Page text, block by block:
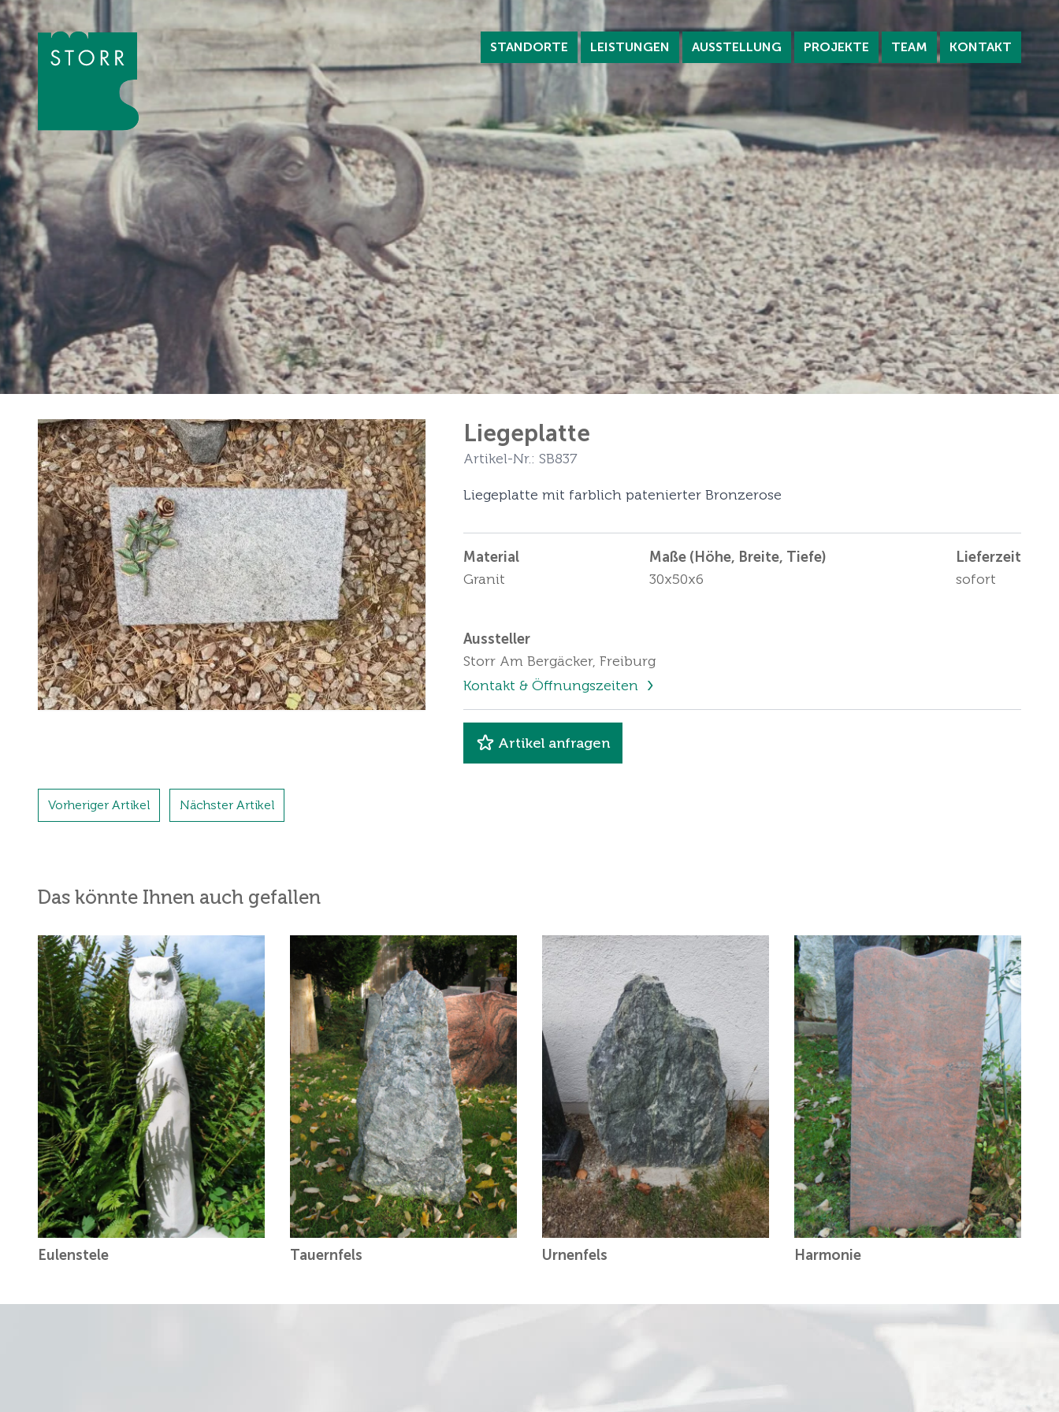
Zum Inhalt der Seite springen
STANDORTE LEISTUNGEN AUSSTELLUNG PROJEKTE TEAM KONTAKT
Liegeplatte
Artikel-Nr.: SB837
Liegeplatte mit farblich patenierter Bronzerose
Material
Granit
Maße (Höhe, Breite, Tiefe)
30x50x6
Lieferzeit
sofort
Aussteller
Storr Am Bergäcker, Freiburg
Kontakt & Öffnungszeiten
Artikel anfragen
Vorheriger Artikel Nächster Artikel
Das könnte Ihnen auch gefallen
Eulenstele Tauernfels Urnenfels Harmonie